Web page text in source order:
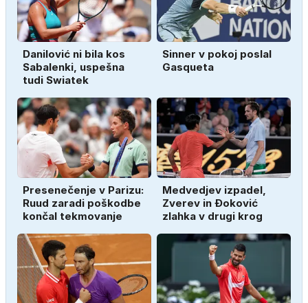
Danilović ni bila kos
Sabalenki, uspešna
tudi Swiatek
Sinner v pokoj poslal
Gasqueta
Presenečenje v Parizu:
Ruud zaradi poškodbe
končal tekmovanje
Medvedjev izpadel,
Zverev in Đoković
zlahka v drugi krog